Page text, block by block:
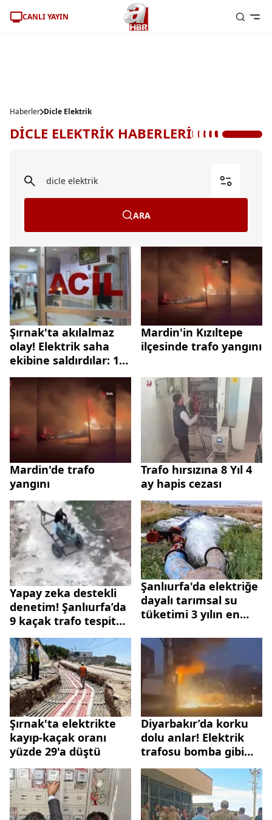
CANLI YAYIN
Haberler Dicle Elektrik
DİCLE ELEKTRİK HABERLERİ
ARA
Şırnak'ta akılalmaz
olay! Elektrik saha
ekibine saldırdılar: 1
yaralı
Mardin'in Kızıltepe
ilçesinde trafo yangını
Mardin'de trafo
yangını
Trafo hırsızına 8 Yıl 4
ay hapis cezası
Yapay zeka destekli
denetim! Şanlıurfa’da
9 kaçak trafo tespit
edildi
Şanlıurfa'da elektriğe
dayalı tarımsal su
tüketimi 3 yılın en
Şırnak'ta elektrikte
kayıp-kaçak oranı
yüzde 29'a düştü
Diyarbakır’da korku
dolu anlar! Elektrik
trafosu bomba gibi
patladı